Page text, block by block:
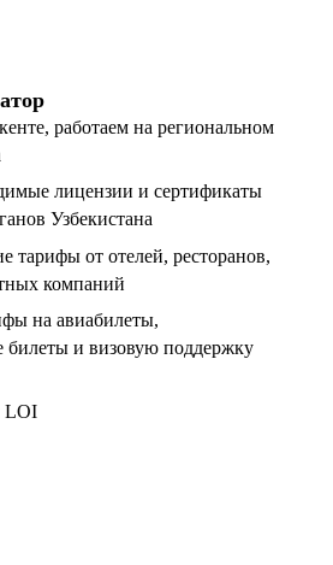
работаем на региональном
лицензии и сертификаты
Узбекистана
тарифы от отелей, ресторанов,
компаний
на авиабилеты,
билеты и визовую поддержку